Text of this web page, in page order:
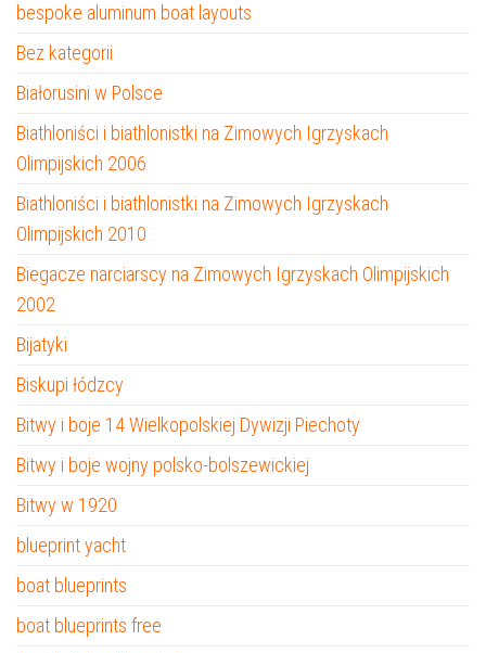
bespoke aluminum boat layouts
Bez kategorii
Białorusini w Polsce
Biathloniści i biathlonistki na Zimowych Igrzyskach
Olimpijskich 2006
Biathloniści i biathlonistki na Zimowych Igrzyskach
Olimpijskich 2010
Biegacze narciarscy na Zimowych Igrzyskach Olimpijskich
2002
Bijatyki
Biskupi łódzcy
Bitwy i boje 14 Wielkopolskiej Dywizji Piechoty
Bitwy i boje wojny polsko-bolszewickiej
Bitwy w 1920
blueprint yacht
boat blueprints
boat blueprints free